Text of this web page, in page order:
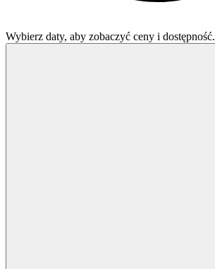
Wybierz daty, aby zobaczyć ceny i dostępność.